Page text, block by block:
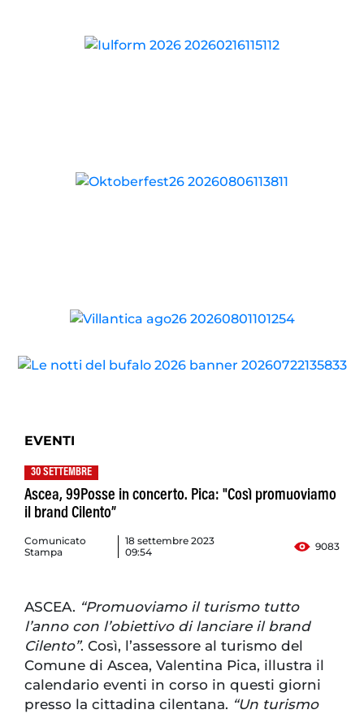
EVENTI
30 SETTEMBRE
Ascea, 99Posse in concerto. Pica: "Così promuoviamo
il brand Cilento”
Comunicato
Stampa
18 settembre 2023
09:54
9083
ASCEA. “Promuoviamo il turismo tutto
l’anno con l’obiettivo di lanciare il brand
Cilento”. Così, l’assessore al turismo del
Comune di Ascea, Valentina Pica, illustra il
calendario eventi in corso in questi giorni
presso la cittadina cilentana. “Un turismo